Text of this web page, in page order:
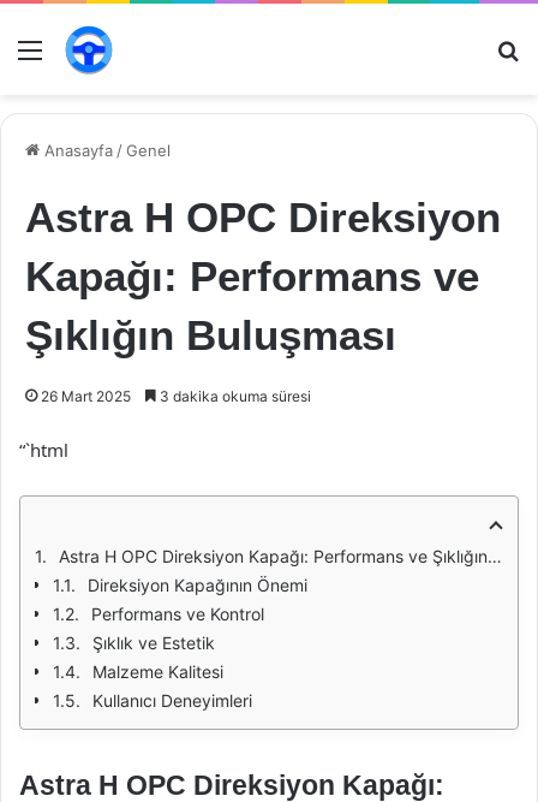
Menü
Anasayfa /Genel
Astra H OPC Direksiyon
Kapağı: Performans ve
Şıklığın Buluşması
26 Mart 2025 3 dakika okuma süresi
“`html
Astra H OPC Direksiyon Kapağı: Performans ve Şıklığın Buluşması
Direksiyon Kapağının Önemi
Performans ve Kontrol
Şıklık ve Estetik
Malzeme Kalitesi
Kullanıcı Deneyimleri
Astra H OPC Direksiyon Kapağı: